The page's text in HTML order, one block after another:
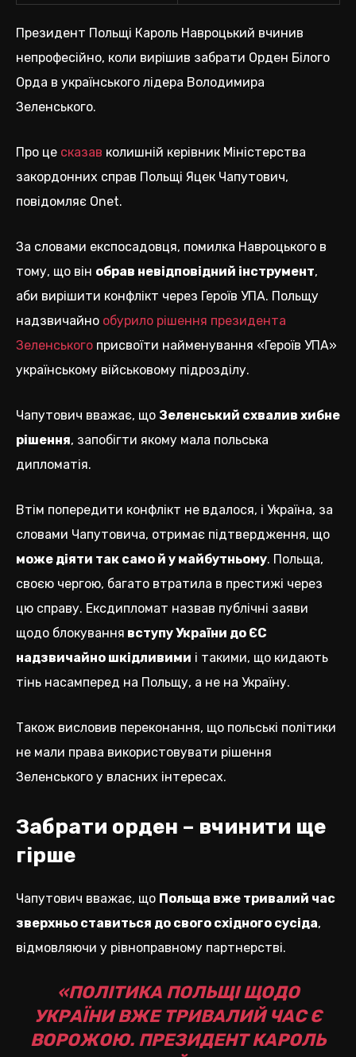
Президент Польщі Кароль Навроцький вчинив
непрофесійно, коли вирішив забрати Орден Білого
Орда в українського лідера Володимира
Зеленського.
Про це сказав колишній керівник Міністерства
закордонних справ Польщі Яцек Чапутович,
повідомляє Onet.
За словами експосадовця, помилка Навроцького в
тому, що він обрав невідповідний інструмент,
аби вирішити конфлікт через Героїв УПА. Польщу
надзвичайно обурило рішення президента
Зеленського присвоїти найменування «Героїв УПА»
українському військовому підрозділу.
Чапутович вважає, що Зеленський схвалив хибне
рішення, запобігти якому мала польська
дипломатія.
Втім попередити конфлікт не вдалося, і Україна, за
словами Чапутовича, отримає підтвердження, що
може діяти так само й у майбутньому. Польща,
своєю чергою, багато втратила в престижі через
цю справу. Ексдипломат назвав публічні заяви
щодо блокування вступу України до ЄС
надзвичайно шкідливими і такими, що кидають
тінь насамперед на Польщу, а не на Україну.
Також висловив переконання, що польські політики
не мали права використовувати рішення
Зеленського у власних інтересах.
Забрати орден – вчинити ще
гірше
Чапутович вважає, що Польща вже тривалий час
зверхньо ставиться до свого східного сусіда,
відмовляючи у рівноправному партнерстві.
«ПОЛІТИКА ПОЛЬЩІ ЩОДО
УКРАЇНИ ВЖЕ ТРИВАЛИЙ ЧАС Є
ВОРОЖОЮ. ПРЕЗИДЕНТ КАРОЛЬ